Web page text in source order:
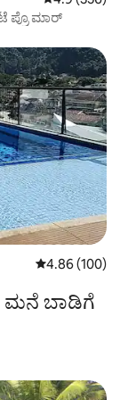
ಪ್ರೊ ಮಾರ್
5 ರಲ್ಲಿ 4.86
4.86 (100)
ಮನೆ ಬಾಡಿಗೆ